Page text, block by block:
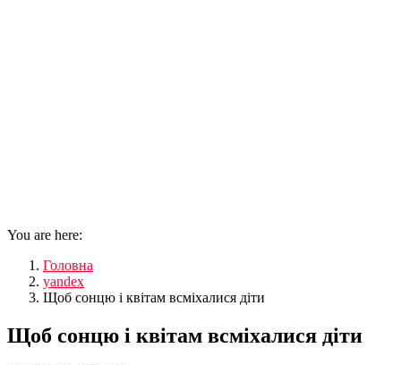
You are here:
Головна
yandex
Щоб сонцю і квітам всміхалися діти
Щоб сонцю і квітам всміхалися діти